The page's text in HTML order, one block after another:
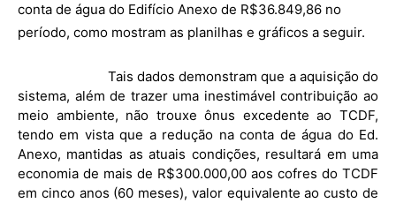
conta de água do Edifício Anexo de R$36.849,86 no
período, como mostram as planilhas e gráficos a seguir.
Tais dados demonstram que a aquisição do
sistema, além de trazer uma inestimável contribuição ao
meio ambiente, não trouxe ônus excedente ao TCDF,
tendo em vista que a redução na conta de água do Ed.
Anexo, mantidas as atuais condições, resultará em uma
economia de mais de R$300.000,00 aos cofres do TCDF
em cinco anos (60 meses), valor equivalente ao custo de